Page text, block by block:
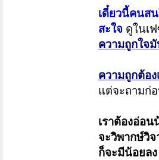
เดี๋ยวนี้คนสน
สะใจ ดูในเ
ความถูกใจ
ความถูกต้อ
แต่จะถามก่
เราต้องอ่อ
จะวิพากษ์วิ
ก็จะมีน้อยลง